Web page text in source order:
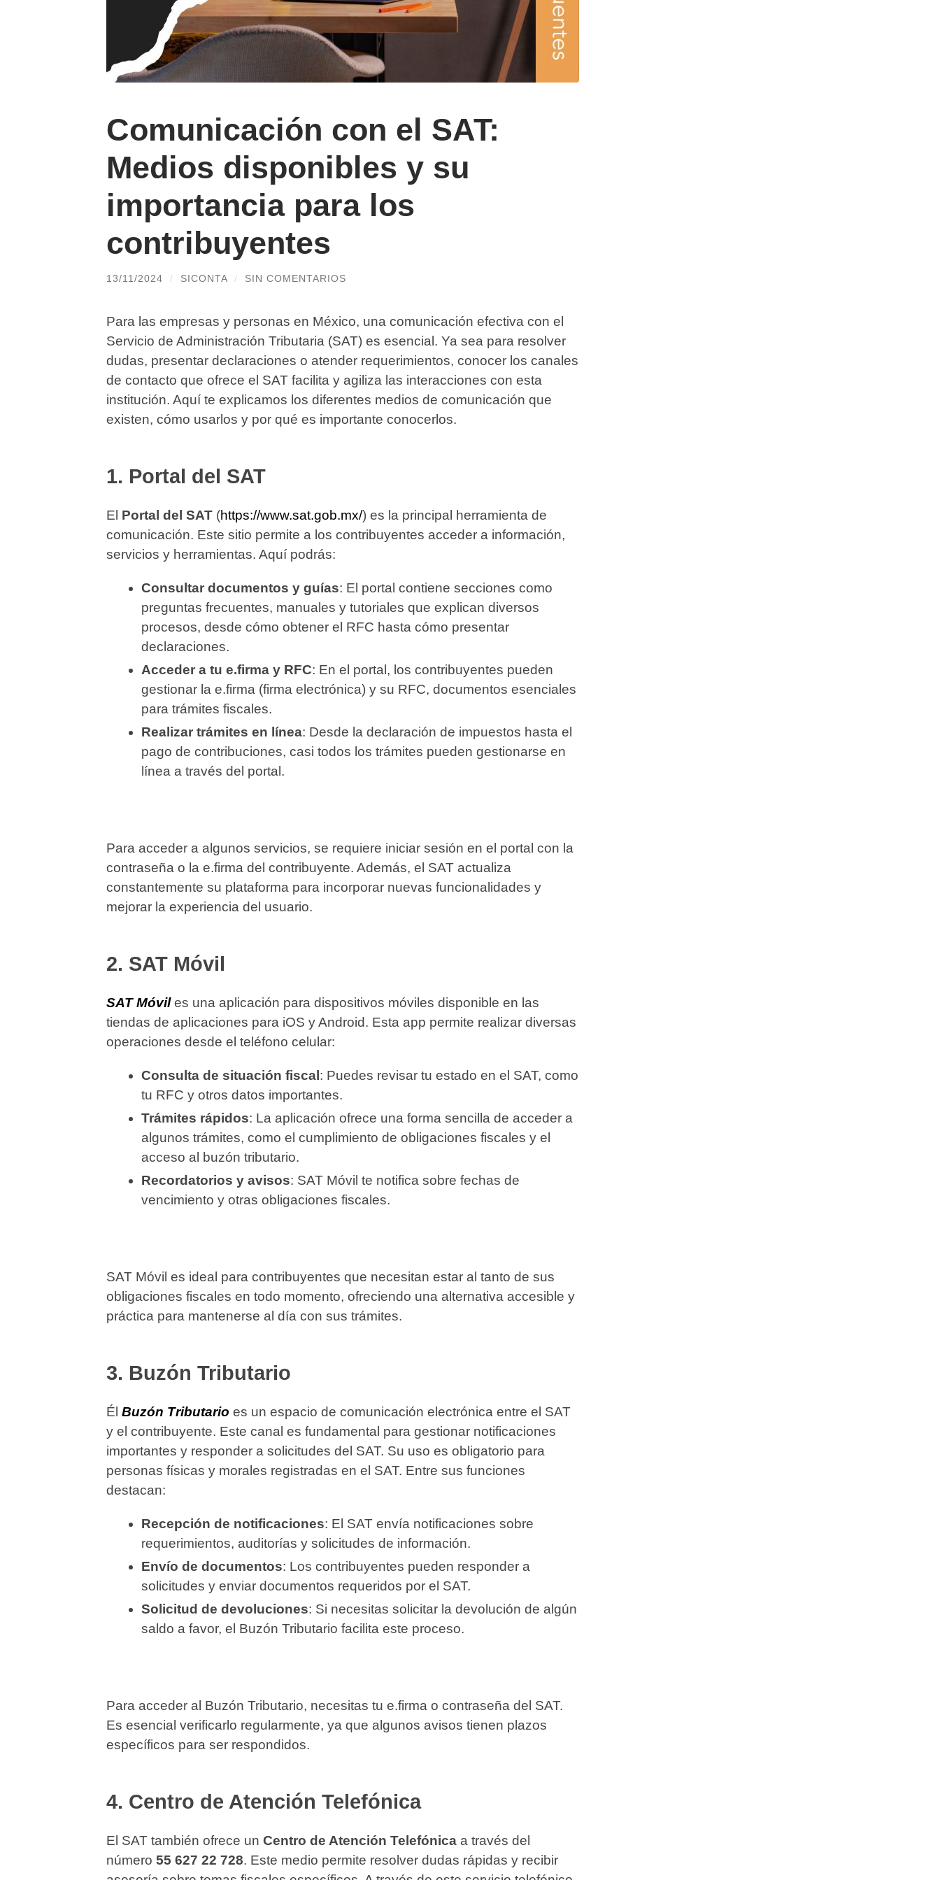
Comunicación con el SAT:
Medios disponibles y su
importancia para los
contribuyentes
13/11/2024 / SICONTA / SIN COMENTARIOS
Para las empresas y personas en México, una comunicación efectiva con el
Servicio de Administración Tributaria (SAT) es esencial. Ya sea para resolver
dudas, presentar declaraciones o atender requerimientos, conocer los canales
de contacto que ofrece el SAT facilita y agiliza las interacciones con esta
institución. Aquí te explicamos los diferentes medios de comunicación que
existen, cómo usarlos y por qué es importante conocerlos.
1. Portal del SAT
El Portal del SAT (https://www.sat.gob.mx/) es la principal herramienta de
comunicación. Este sitio permite a los contribuyentes acceder a información,
servicios y herramientas. Aquí podrás:
Consultar documentos y guías: El portal contiene secciones como
preguntas frecuentes, manuales y tutoriales que explican diversos
procesos, desde cómo obtener el RFC hasta cómo presentar
declaraciones.
Acceder a tu e.firma y RFC: En el portal, los contribuyentes pueden
gestionar la e.firma (firma electrónica) y su RFC, documentos esenciales
para trámites fiscales.
Realizar trámites en línea: Desde la declaración de impuestos hasta el
pago de contribuciones, casi todos los trámites pueden gestionarse en
línea a través del portal.
Para acceder a algunos servicios, se requiere iniciar sesión en el portal con la
contraseña o la e.firma del contribuyente. Además, el SAT actualiza
constantemente su plataforma para incorporar nuevas funcionalidades y
mejorar la experiencia del usuario.
2. SAT Móvil
SAT Móviles una aplicación para dispositivos móviles disponible en las
tiendas de aplicaciones para iOS y Android. Esta app permite realizar diversas
operaciones desde el teléfono celular:
Consulta de situación fiscal : Puedes revisar tu estado en el SAT, como
tu RFC y otros datos importantes.
Trámites rápidos: La aplicación ofrece una forma sencilla de acceder a
algunos trámites, como el cumplimiento de obligaciones fiscales y el
acceso al buzón tributario.
Recordatorios y avisos: SAT Móvil te notifica sobre fechas de
vencimiento y otras obligaciones fiscales.
SAT Móvil es ideal para contribuyentes que necesitan estar al tanto de sus
obligaciones fiscales en todo momento, ofreciendo una alternativa accesible y
práctica para mantenerse al día con sus trámites.
3. Buzón Tributario
Él Buzón Tributario es un espacio de comunicación electrónica entre el SAT
y el contribuyente. Este canal es fundamental para gestionar notificaciones
importantes y responder a solicitudes del SAT. Su uso es obligatorio para
personas físicas y morales registradas en el SAT. Entre sus funciones
destacan:
Recepción de notificaciones: El SAT envía notificaciones sobre
requerimientos, auditorías y solicitudes de información.
Envío de documentos: Los contribuyentes pueden responder a
solicitudes y enviar documentos requeridos por el SAT.
Solicitud de devoluciones: Si necesitas solicitar la devolución de algún
saldo a favor, el Buzón Tributario facilita este proceso.
Para acceder al Buzón Tributario, necesitas tu e.firma o contraseña del SAT.
Es esencial verificarlo regularmente, ya que algunos avisos tienen plazos
específicos para ser respondidos.
4. Centro de Atención Telefónica
El SAT también ofrece un Centro de Atención Telefónica a través del
número 55 627 22 728. Este medio permite resolver dudas rápidas y recibir